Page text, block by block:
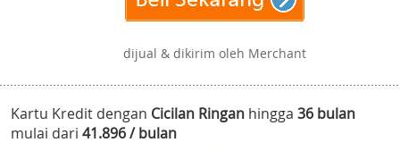
dijual & dikirim oleh Merchant
Kartu Kredit dengan Cicilan Ringan hingga 36 bulan
mulai dari 41.896 / bulan